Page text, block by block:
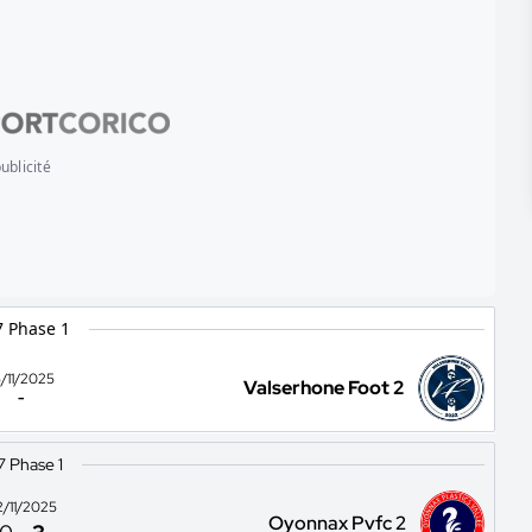
Phase 1
11/2025
-
Valserhone Foot 2
Phase 1
11/2025
Oyonnax Pvfc 2